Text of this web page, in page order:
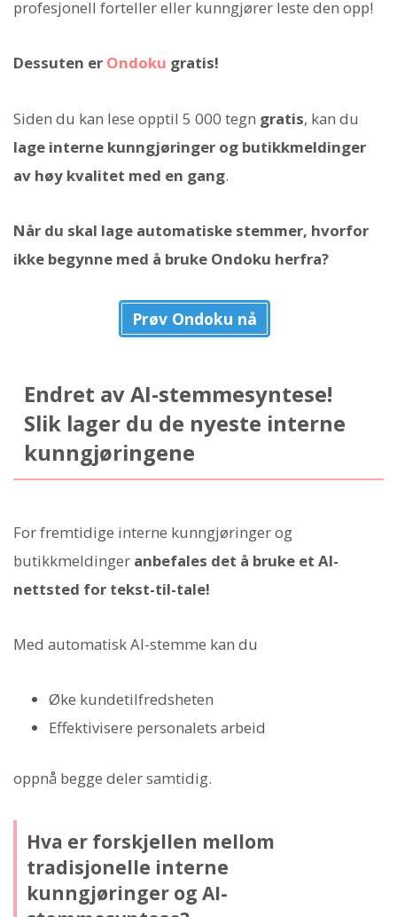
profesjonell forteller eller kunngjører leste den opp!
Dessuten er Ondoku gratis!
Siden du kan lese opptil 5 000 tegn gratis, kan du
lage interne kunngjøringer og butikkmeldinger
av høy kvalitet med en gang.
Når du skal lage automatiske stemmer, hvorfor
ikke begynne med å bruke Ondoku herfra?
Prøv Ondoku nå
Endret av AI-stemmesyntese!
Slik lager du de nyeste interne
kunngjøringene
For fremtidige interne kunngjøringer og
butikkmeldinger anbefales det å bruke et AI-
nettsted for tekst-til-tale!
Med automatisk AI-stemme kan du
Øke kundetilfredsheten
Effektivisere personalets arbeid
oppnå begge deler samtidig.
Hva er forskjellen mellom
tradisjonelle interne
kunngjøringer og AI-